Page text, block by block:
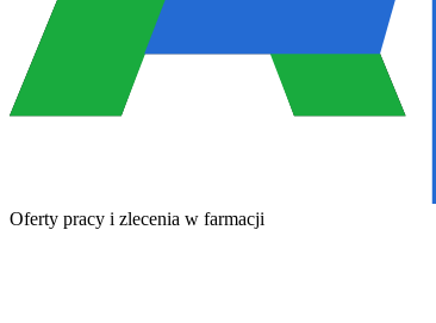
Oferty pracy i zlecenia w farmacji